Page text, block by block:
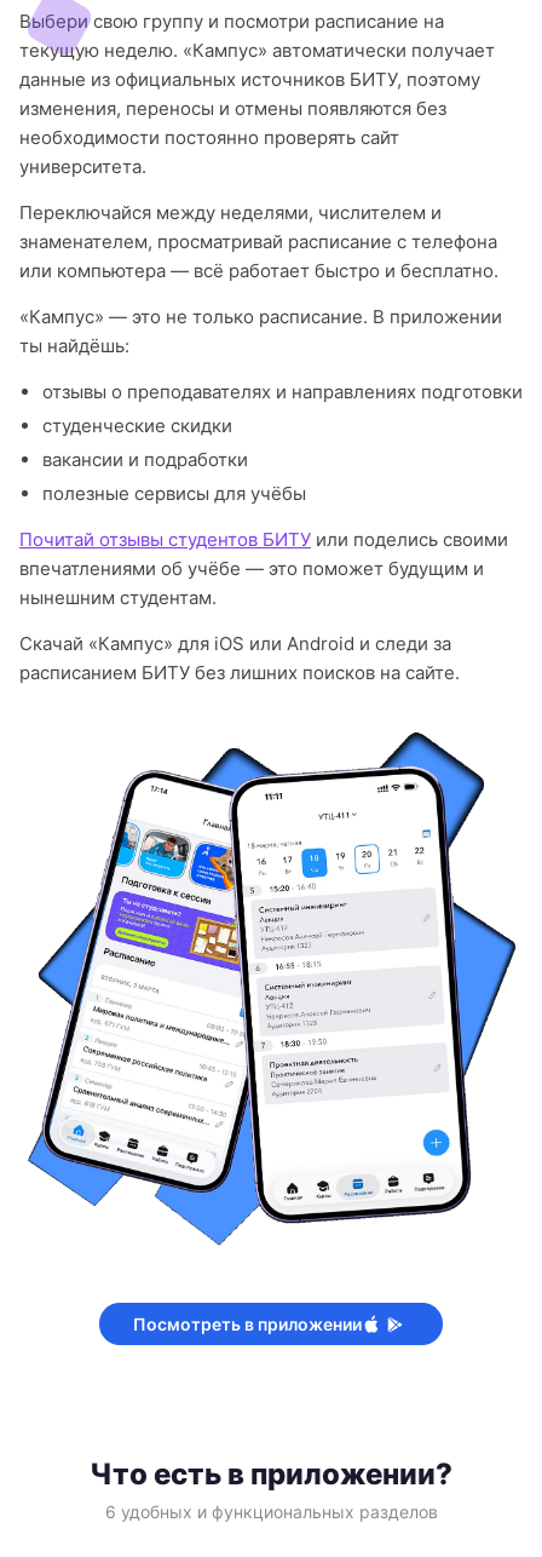
Выбери свою группу и посмотри расписание на
текущую неделю. «Кампус» автоматически получает
данные из официальных источников БИТУ, поэтому
изменения, переносы и отмены появляются без
необходимости постоянно проверять сайт
университета.
Переключайся между неделями, числителем и
знаменателем, просматривай расписание с телефона
или компьютера — всё работает быстро и бесплатно.
«Кампус» — это не только расписание. В приложении
ты найдёшь:
отзывы о преподавателях и направлениях подготовки
студенческие скидки
вакансии и подработки
полезные сервисы для учёбы
Почитай отзывы студентов БИТУ или поделись своими
впечатлениями об учёбе — это поможет будущим и
нынешним студентам.
Скачай «Кампус» для iOS или Android и следи за
расписанием БИТУ без лишних поисков на сайте.
Посмотреть в приложении
Что есть в приложении?
6 удобных и функциональных разделов